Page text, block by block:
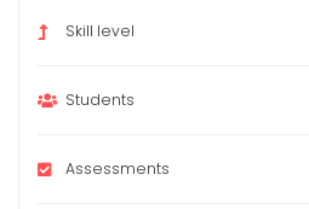
Skill level
Students
Assessments